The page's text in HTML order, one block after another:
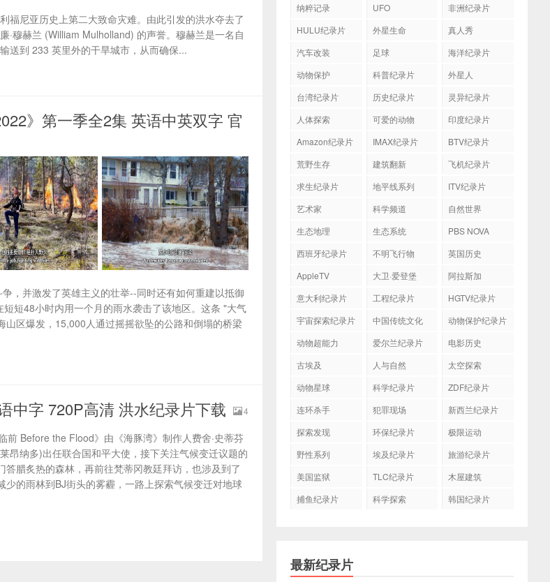
福尼亚历史上第二大致命灾难。由此引发的洪水夺去了
·穆赫兰 (William Mulholland) 的声誉。穆赫兰是一名自
送到 233 英里外的干旱城市，从而确保...
》第一季全2集 英语中英双字 官
，并激发了英雄主义的壮举--同时还有如何重建以抵御
短48小时内用一个月的雨水袭击了该地区。这条 "大气
区爆发，15,000人通过摇摇欲坠的公路和倒塌的桥梁
中字 720P高清 洪水纪录片下载 4
前 Before the Flood》由《海豚湾》制作人费舍·史蒂芬
昂纳多)出任联合国和平大使，接下关注气候变迁议题的
腊炙热的森林，再前往梵蒂冈教廷拜访，也涉及到了
的雨林到BJ街头的雾霾，一路上探索气候变迁对地球
纳粹记录
UFO
非洲纪录片
HULU纪录片
外星生命
真人秀
汽车改装
足球
海洋纪录片
动物保护
科普纪录片
外星人
台湾纪录片
历史纪录片
灵异纪录片
人体探索
可爱的动物
印度纪录片
Amazon纪录片
IMAX纪录片
BTV纪录片
荒野生存
建筑翻新
飞机纪录片
求生纪录片
地平线系列
ITV纪录片
艺术家
科学频道
自然世界
生态地理
生态系统
PBS NOVA
西班牙纪录片
不明飞行物
英国历史
AppleTV
大卫·爱登堡
阿拉斯加
意大利纪录片
工程纪录片
HGTV纪录片
宇宙探索纪录片
中国传统文化
动物保护纪录片
动物超能力
爱尔兰纪录片
电影历史
古埃及
人与自然
太空探索
动物星球
科学纪录片
ZDF纪录片
连环杀手
犯罪现场
新西兰纪录片
探索发现
环保纪录片
极限运动
野性系列
埃及纪录片
旅游纪录片
美国监狱
TLC纪录片
木屋建筑
捕鱼纪录片
科学探索 韩国纪录片
最新纪录片